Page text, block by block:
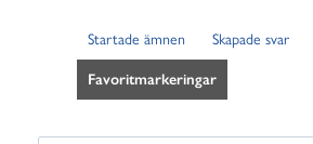
Startade ämnen Skapade svar
Favoritmarkeringar